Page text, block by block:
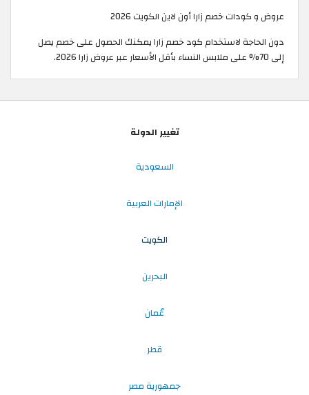
عروض و كودات خصم زارا أون لاين الكويت 2026
دون الحاجة لاستخدام كود خصم زارا يمكنك الحصول على خصم يصل
إلى 70% على ملابس النساء بأقل الأسعار عبر عروض زارا 2026.
تغيير الدولة
السعودية
الإمارات العربية
الكويت
البحرين
عُمان
قطر
جمهورية مصر